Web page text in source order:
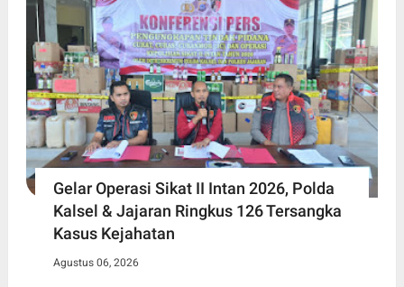
Gelar Operasi Sikat II Intan 2026, Polda
Kalsel & Jajaran Ringkus 126 Tersangka
Kasus Kejahatan
Agustus 06, 2026